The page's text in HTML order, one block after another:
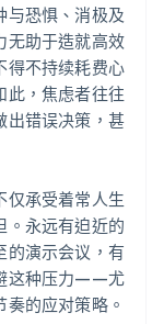
恐惧、消极及
无助于造就高效
得不持续耗费心
此，焦虑者往往
出错误决策，甚
仅承受着常人生
。永远有迫近的
的演示会议，有
这种压力——尤
的应对策略。